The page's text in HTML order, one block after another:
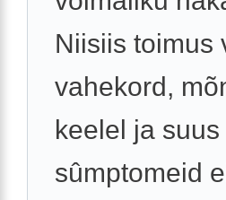
Niisiis toimus
vahekord,
keelel ja
sûmptomeid